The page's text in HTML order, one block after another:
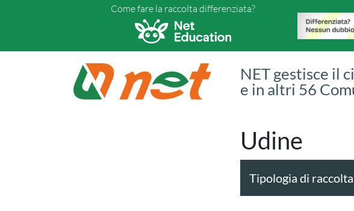
Come fare la raccolta differenziata?
NET gestisce il
e in altri 56
Udine
Tipologia di raccolta